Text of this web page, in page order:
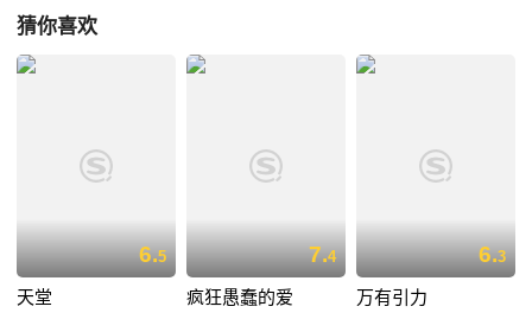
猜你喜欢
6.5
天堂
7.4
疯狂愚蠢的爱
6.3
万有引力